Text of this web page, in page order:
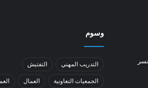
وسوم
التدريب المهني التفتيش
الجمعيات التعاونية العمال